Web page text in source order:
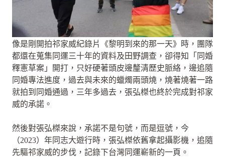
像是剛開拍祁家威紀錄片《黎明到來的那一天》時，團隊
都還在蒐集同運三十年的資料及田野調查，卻得知「同婚
釋憲草案」開打，只好硬著頭皮邊釐清歷史脈絡，邊追隨
同婚專法進度，過去與未來的蠟燭兩頭燒，燒著燒著一路
就拍到同婚通過，三年多過去，張弘榤也終於完成對祁家
威的承諾。
然後對張弘榤來說，承諾不是句號，而是逗號，今
（2023）年同志大遊行時，張弘榤依舊拿起攝影機，追隨
先驅祁家威的步伐，記錄下台灣同運嶄新的一頁。